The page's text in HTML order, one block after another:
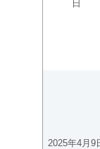
日
2025年4月9